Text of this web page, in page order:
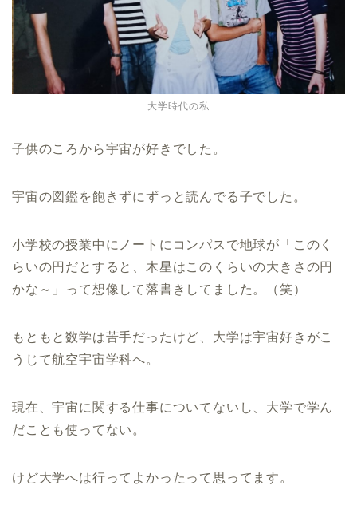
大学時代の私
子供のころから宇宙が好きでした。
宇宙の図鑑を飽きずにずっと読んでる子でした。
小学校の授業中にノートにコンパスで地球が「このく
らいの円だとすると、木星はこのくらいの大きさの円
かな～」って想像して落書きしてました。（笑）
もともと数学は苦手だったけど、大学は宇宙好きがこ
うじて航空宇宙学科へ。
現在、宇宙に関する仕事についてないし、大学で学ん
だことも使ってない。
けど大学へは行ってよかったって思ってます。